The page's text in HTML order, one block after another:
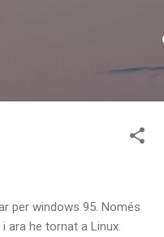
per windows 95. Només
ara he tornat a Linux.